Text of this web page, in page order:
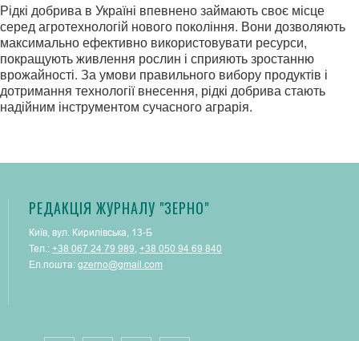
Рідкі добрива в Україні впевнено займають своє місце
серед агротехнологій нового покоління. Вони дозволяють
максимально ефективно використовувати ресурси,
покращують живлення рослин і сприяють зростанню
врожайності. За умови правильного вибору продуктів і
дотримання технології внесення, рідкі добрива стають
надійним інструментом сучасного аграрія.
РЕДАКЦІЯ ЖУРНАЛУ "ЗЕРНО"
Київ, вул. Кирилівська, 13-Б
Тел.: +38 067 24 79 989, +38 050 94 69 840
Ел.пошта: gzerno@gmail.com